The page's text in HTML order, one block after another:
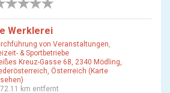
Werklerei
von Veranstaltungen,
& Sportbetriebe
Kreuz-Gasse 68, 2340 Mödling,
Österreich (Karte
km entfernt